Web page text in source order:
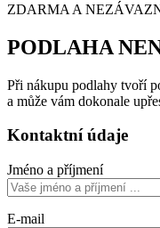
ZDARMA A
PODLAHA
Při nákupu podlahy tvoří
a může vám dokonale
Kontaktní údaje
Jméno a příjmení
E-mail